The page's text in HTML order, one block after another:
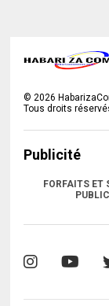
©2026
Tous droits
Publicité
FORFAITS ET